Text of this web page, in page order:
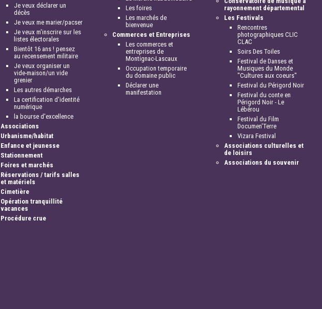
Je veux déclarer un
décès
Je veux me marier/pacser
Je veux m'inscrire sur les
listes électorales
Bientôt 16 ans ! pensez
au recensement militaire
Je veux organiser un
vide-maison/un vide
grenier
Les autres démarches
La certification d'identité
numérique
la bourse d'excellence
Associations
Urbanisme/habitat
Enfance et jeunesse
Stationnement
Foires et marchés
Réservations / tarifs salles
et matériels
Cimetière
Opération tranquillité
vacances
Procédure crue
Les foires
Les marchés de
bienvenue
Commerces et Entreprises
Les commerces et
entreprises de
Montignac-Lascaux
Occupation temporaire
du domaine public
Déclarer une
manifestation
rayonnement départemental
Les Festivals
Rencontres
photographiques CLIC
CLAC
Soirs Des Toiles
Festival de Danses et
Musiques du Monde
"Cultures aux coeurs"
Festival du Périgord Noir
Festival du conte en
Périgord Noir - Le
Lébérou
Festival du Film
Documen'Terre
Vizara Festival
Associations culturelles et
de loisirs
Associations du souvenir